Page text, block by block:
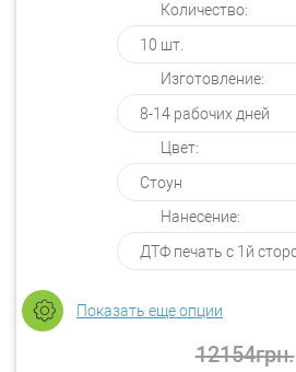
Количество:
Изготовление:
Цвет:
Нанесение:
Показать еще опции
12154грн.